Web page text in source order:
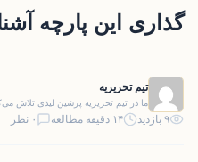
گذاری این پارچه
تیم تحریریه
ما در تیم تحریریه پرشین لیدی تلاش
۹ بازدید ۱۴ دقیقه مطالعه ۰ نظر